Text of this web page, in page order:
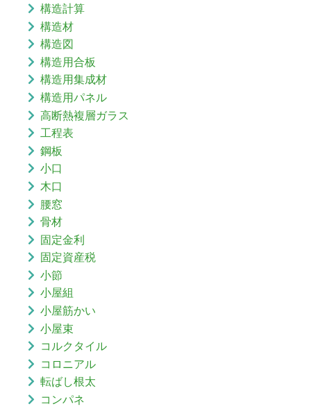
構造計算
構造材
構造図
構造用合板
構造用集成材
構造用パネル
高断熱複層ガラス
工程表
鋼板
小口
木口
腰窓
骨材
固定金利
固定資産税
小節
小屋組
小屋筋かい
小屋束
コルクタイル
コロニアル
転ばし根太
コンパネ